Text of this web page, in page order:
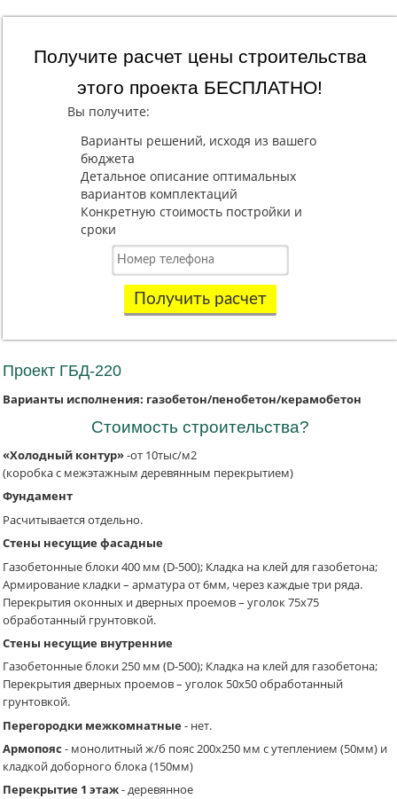
Получите расчет цены строительства
этого проекта БЕСПЛАТНО!
Вы получите:
Варианты решений, исходя из вашего
бюджета
Детальное описание оптимальных
вариантов комплектаций
Конкретную стоимость постройки и
сроки
Получить расчет
Проект ГБД-220
Варианты исполнения: газобетон/пенобетон/керамобетон
Стоимость строительства?
«Холодный контур»-от 10тыс/м2
(коробка с межэтажным деревянным перекрытием)
Фундамент
Расчитывается отдельно.
Стены несущие фасадные
Газобетонные блоки 400 мм (D-500); Кладка на клей для газобетона;
Армирование кладки – арматура от 6мм, через каждые три ряда.
Перекрытия оконных и дверных проемов – уголок 75х75
обработанный грунтовкой.
Стены несущие внутренние
Газобетонные блоки 250 мм (D-500); Кладка на клей для газобетона;
Перекрытия дверных проемов – уголок 50х50 обработанный
грунтовкой.
Перегородки межкомнатные- нет.
Армопояс - монолитный ж/б пояс 200х250 мм с утеплением (50мм) и
кладкой доборного блока (150мм)
Перекрытие 1 этаж- деревянное